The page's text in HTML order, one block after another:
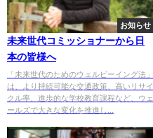
お知らせ
未来世代コミッショナーから日
本の皆様へ
「未来世代のためのウェルビーイング法」
は、より持続可能な交通政策、高いリサイ
クル率、進歩的な学校教育課程など、ウェ
ールズで大きな変化を推進し...